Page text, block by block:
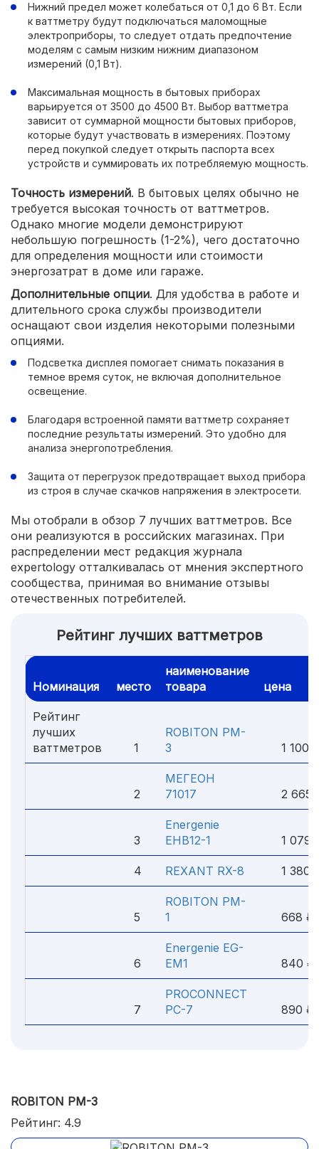
Нижний предел может колебаться от 0,1 до 6 Вт. Если
к ваттметру будут подключаться маломощные
электроприборы, то следует отдать предпочтение
моделям с самым низким нижним диапазоном
измерений (0,1 Вт).
Максимальная мощность в бытовых приборах
варьируется от 3500 до 4500 Вт. Выбор ваттметра
зависит от суммарной мощности бытовых приборов,
которые будут участвовать в измерениях. Поэтому
перед покупкой следует открыть паспорта всех
устройств и суммировать их потребляемую мощность.
Точность измерений. В бытовых целях обычно не
требуется высокая точность от ваттметров.
Однако многие модели демонстрируют
небольшую погрешность (1-2%), чего достаточно
для определения мощности или стоимости
энергозатрат в доме или гараже.
Дополнительные опции. Для удобства в работе и
длительного срока службы производители
оснащают свои изделия некоторыми полезными
опциями.
Подсветка дисплея помогает снимать показания в
темное время суток, не включая дополнительное
освещение.
Благодаря встроенной памяти ваттметр сохраняет
последние результаты измерений. Это удобно для
анализа энергопотребления.
Защита от перегрузок предотвращает выход прибора
из строя в случае скачков напряжения в электросети.
Мы отобрали в обзор 7 лучших ваттметров. Все
они реализуются в российских магазинах. При
распределении мест редакция журнала
expertology отталкивалась от мнения экспертного
сообщества, принимая во внимание отзывы
отечественных потребителей.
Рейтинг лучших ваттметров
Номинация место
наименование
товара
цена
Рейтинг
лучших
ваттметров
1
ROBITON PM-
3
1 100
2
МЕГЕОН
71017
2 665
3
Energenie
EHB12-1
1 079
4 REXANT RX-8 1 380
5
ROBITON PM-
1
668 ₽
6
Energenie EG-
EM1
840 ₽
7
PROCONNECT
PC-7
890 ₽
ROBITON PM-3
Рейтинг: 4.9